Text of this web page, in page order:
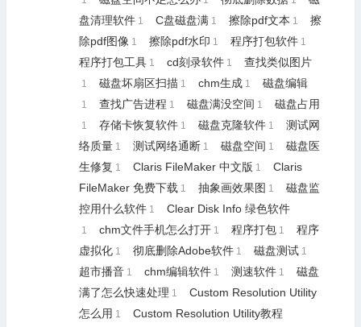
盘清理软件 1 C盘磁盘满 1 擦除pdf文本 1
擦
除pdf图像 1 擦除pdf水印 1 程序打包软件 1
程序打包工具 1 cd刻录软件 1 查找类似图片
1 磁盘坏扇区扫描 1 chm生成 1 磁盘编辑
1 查找广告进程 1 磁盘满没空间 1 磁盘占用
1 存储卡恢复软件 1 磁盘克隆软件 1
测试网
络质量 1 测试网络通断 1 磁盘空间 1
磁盘医
生修复 1 Claris FileMaker 中文版 1
Claris
FileMaker 免费下载 1 抽象画效果图 1
磁盘监
控用什么软件 1 Clear Disk Info 绿色软件
1 chm文件手机怎么打开 1 程序打包 1
程序
虚拟化 1 彻底删除Adobe软件 1 磁盘测试 1
超市播音 1 chm编辑软件 1 测速软件 1
磁盘
满了怎么快速处理 1
Custom Resolution Utility
怎么用 1 Custom Resolution Utility教程